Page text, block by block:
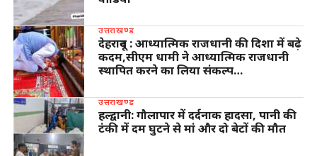
उत्तराखण्ड
देहरादून : आध्यात्मिक राजधानी की दिशा में बढ़े
कदम,सीएम धामी ने आध्यात्मिक राजधानी
स्थापित करने का लिया संकल्प…
उत्तराखण्ड
हल्द्वानी: गौलापार में दर्दनाक हादसा, पानी की
टंकी में दम घुटने से मां और दो बेटों की मौत